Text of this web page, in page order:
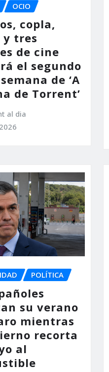
OCIO
copla,
y tres
de cine
el segundo
de ‘A
de Torrent’
al dia
POLÍTICA
su verano
mientras
recorta
al